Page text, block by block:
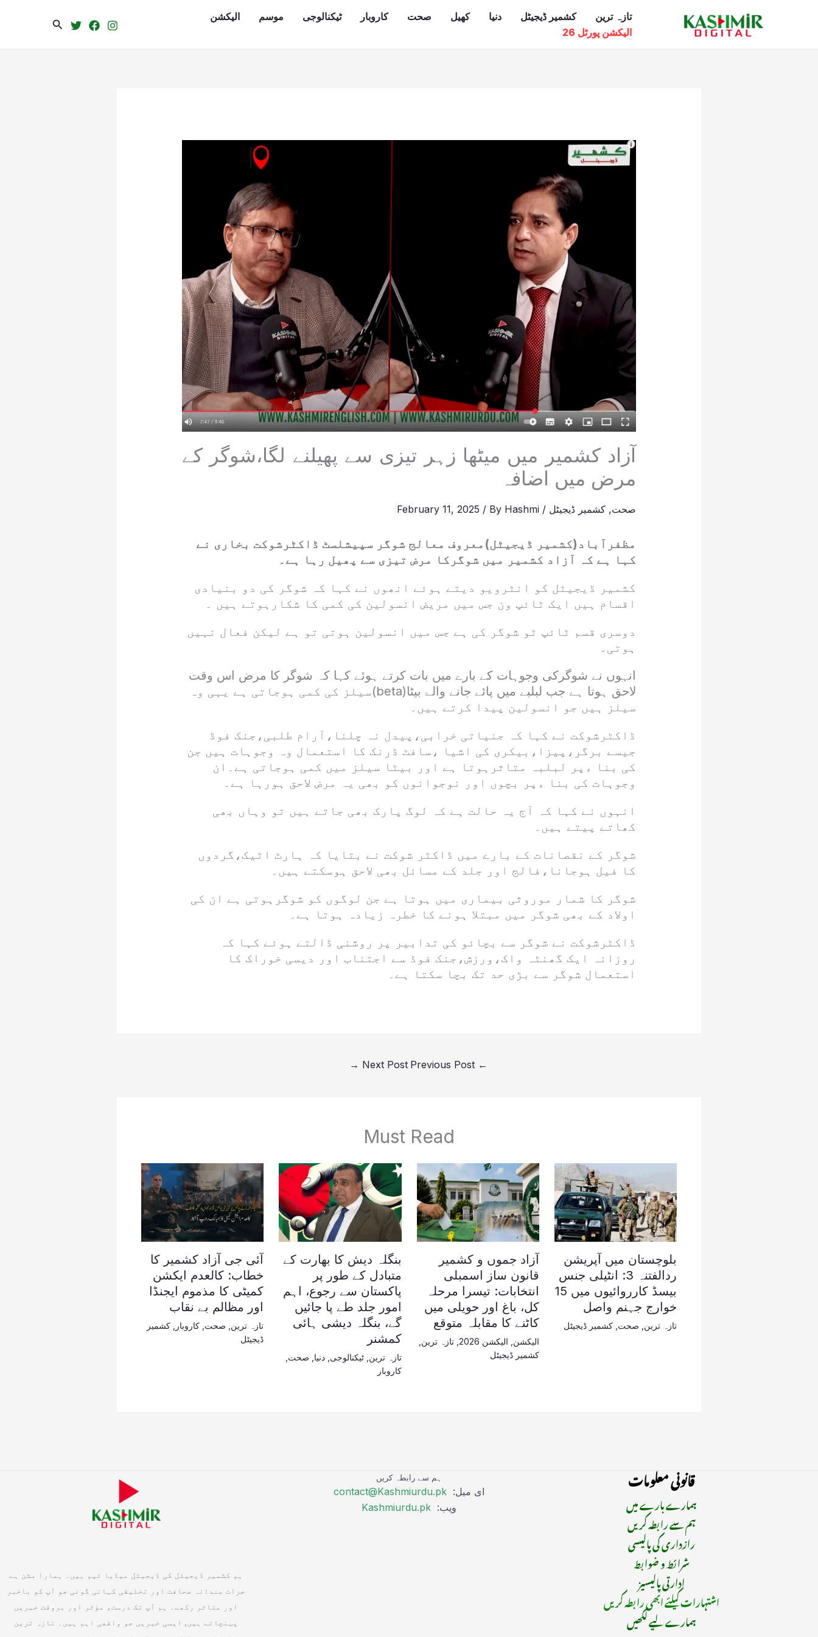
تازہ ترین کشمیر ڈیجیٹل دنیا کھیل صحت کاروبار ٹیکنالوجی موسم
الیکشن
الیکشن پورٹل 26
Search
آزاد کشمیر میں میٹھا زہر تیزی سے پھیلنے لگا،شوگر کے
مرض میں اضافہ
صحت, کشمیر ڈیجیٹل /
February 11, 2025 / By Hashmi
مظفرآباد(کشمیر ڈیجیٹل)معروف معالج شوگر سپیشلسٹ ڈاکٹرشوکت بخاری نے
کہا ہے کہ آزاد کشمیر میں شوگرکا مرض تیزی سے پھیل رہا ہے۔
کشمیر ڈیجیٹل کو انٹرویو دیتے ہوئے انھوں نے کہا کہ شوگر کی دو بنیادی
اقسام ہیں ایک ٹائپ ون جس میں مریض انسولین کی کمی کا شکارہوتے ہیں ۔
دوسری قسم ٹائپ ٹو شوگر کی ہے جس میں انسولین ہوتی تو ہے لیکن فعال نہیں
ہوتی۔
انہوں نے شوگرکی وجوہات کے بارے میں بات کرتے ہوئے کہا کہ شوگر کا مرض اس وقت
لاحق ہوتا ہے جب لبلبے میں پائے جانے والے بیٹا(beta)سیلز کی کمی ہوجاتی ہے یہی وہ
سیلز ہیں جو انسولین پیدا کرتے ہیں۔
ڈاکٹرشوکت نے کہا کہ جنیاتی خرابی،پیدل نہ چلنا،آرام طلبی،جنک فوڈ
جیسے برگر،پیزا،بیکری کی اشیا ،سافٹ ڈرنک کا استعمال وہ وجوہات ہیں جن
کی بنا ءپر لبلبہ متاثرہوتا ہے اور بیٹا سیلز میں کمی ہوجاتی ہے۔ان
وجوہات کی بنا ءپر بچوں اور نوجوانوں کو بھی یہ مرض لاحق ہورہا ہے۔
انہوں نے کہا کہ آج یہ حالت ہے کہ لوگ پارک بھی جاتے ہیں تو وہاں بھی
کھاتے پیتے ہیں۔
شوگر کے نقصانات کے بارے میں ڈاکٹر شوکت نے بتایا کہ ہارٹ اٹیک،گردوں
کا فیل ہوجانا،فالج اور جلد کے مسائل بھی لاحق ہوسکتے ہیں۔
شوگر کا شمار موروثی بیماری میں ہوتا ہے جن لوگوں کو شوگرہوتی ہے ان کی
اولاد کے بھی شوگر میں مبتلا ہونے کا خطرہ زیادہ ہوتا ہے۔
ڈاکٹرشوکت نے شوگر سے بچائو کی تدابیر پر روشنی ڈالتے ہوئے کہا کہ
روزانہ ایک گھنٹہ واک،ورزش،جنک فوڈ سے اجتناب اور دیسی خوراک کا
استعمال شوگر سے بڑی حد تک بچا سکتا ہے۔
←
Next Post
→
Must Read
بلوچستان میں آپریشن
ردالفتنہ 3: انٹیلی جنس
بیسڈ کارروائیوں میں 15
خوارج جہنم واصل
تازہ ترین صحت کشمیر ڈیجیٹل
آزاد جموں و کشمیر
قانون ساز اسمبلی
انتخابات: تیسرا مرحلہ
کل، باغ اور حویلی میں
کاٹنے کا مقابلہ متوقع
الیکشن الیکشن 2026 ,تازہ ترین
کشمیر ڈیجیٹل
بنگلہ دیش کا بھارت کے
متبادل کے طور پر
پاکستان سے رجوع، اہم
امور جلد طے پا جائیں
گے، بنگلہ دیشی ہائی
کمشنر
تازہ ترین ,ٹیکنالوجی ,دنیا صحت
کاروبار
آئی جی آزاد کشمیر کا
خطاب: کالعدم ایکشن
کمیٹی کا مذموم ایجنڈا
اور مظالم بے نقاب
تازہ ترین صحت کاروبار
کشمیر
ڈیجیٹل
قانونی معلومات
ہمارے بارے میں
ہم سے رابطہ کریں
رازداری کی پالیسی
شرائط و ضوابط
ادارتی پالیسیز
اشتہارات کیلئے ابھی رابطہ کریں
ہمارے لیے لکھیں
ہم سے رابطہ کریں
ای میل: contact@Kashmiurdu.pk
ویب: Kashmiurdu.pk
ہم کشمیر ڈیجیٹل کی ڈیجیٹل میڈیا ٹیم ہیں۔ ہمارا مشن ہے
جرات مندانہ صحافت اور تخلیقی کہانی گوئی جو آپ کو باخبر
اور متاثر رکھے۔ ہم آپ تک درست، مؤثر اور بروقت خبریں
پہنچاتے ہیں, ایسی خبریں جو واقعی اہم ہیں۔ تازہ ترین